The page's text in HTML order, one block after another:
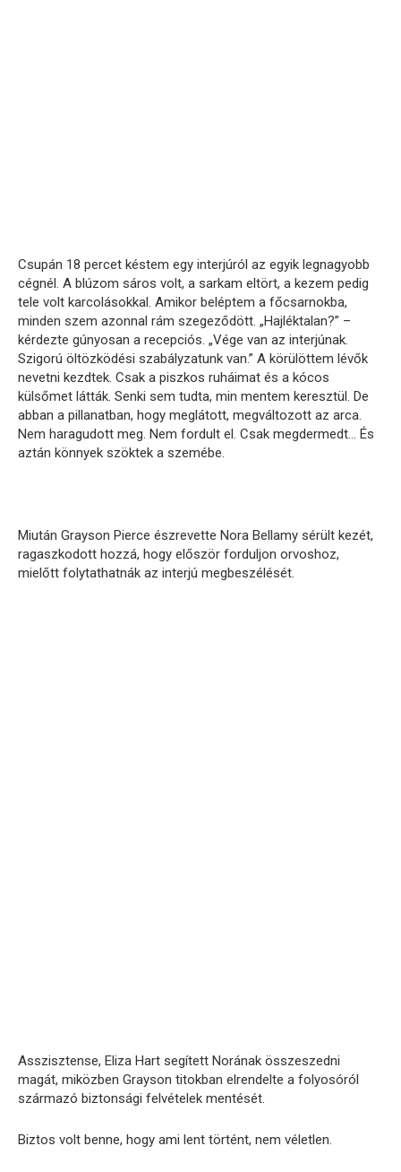
Csupán 18 percet késtem egy interjúról az egyik legnagyobb
cégnél. A blúzom sáros volt, a sarkam eltört, a kezem pedig
tele volt karcolásokkal. Amikor beléptem a főcsarnokba,
minden szem azonnal rám szegeződött. „Hajléktalan?” –
kérdezte gúnyosan a recepciós. „Vége van az interjúnak.
Szigorú öltözködési szabályzatunk van.” A körülöttem lévők
nevetni kezdtek. Csak a piszkos ruháimat és a kócos
külsőmet látták. Senki sem tudta, min mentem keresztül. De
abban a pillanatban, hogy meglátott, megváltozott az arca.
Nem haragudott meg. Nem fordult el. Csak megdermedt… És
aztán könnyek szöktek a szemébe.
Miután Grayson Pierce észrevette Nora Bellamy sérült kezét,
ragaszkodott hozzá, hogy először forduljon orvoshoz,
mielőtt folytathatnák az interjú megbeszélését.
Asszisztense, Eliza Hart segített Norának összeszedni
magát, miközben Grayson titokban elrendelte a folyosóról
származó biztonsági felvételek mentését.
Biztos volt benne, hogy ami lent történt, nem véletlen.